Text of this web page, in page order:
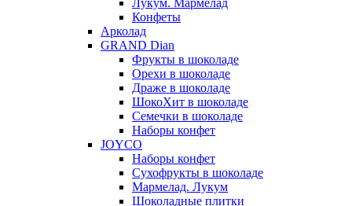
Лукум. Мармелад
Конфеты
Арколад
GRAND Dian
Фрукты в шоколаде
Орехи в шоколаде
Драже в шоколаде
ШокоХит в шоколаде
Семечки в шоколаде
Наборы конфет
JOYCO
Наборы конфет
Сухофрукты в шоколаде
Мармелад. Лукум
Шоколадные плитки